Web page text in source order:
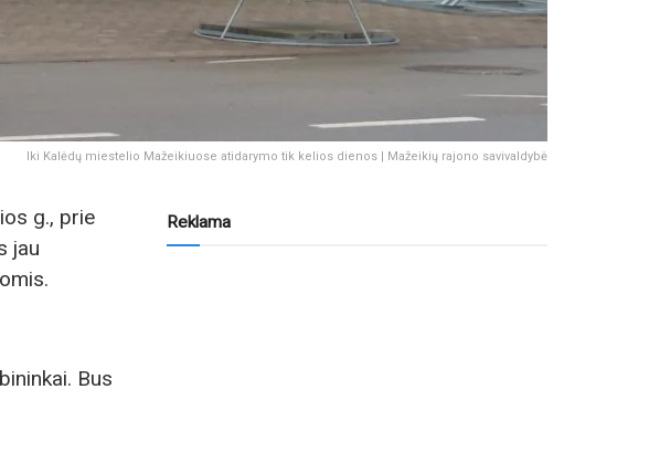
Iki Kalėdų miestelio Mažeikiuose atidarymo tik kelios dienos | Mažeikių rajono savivaldybė
g., prie
jau
Bus
Reklama